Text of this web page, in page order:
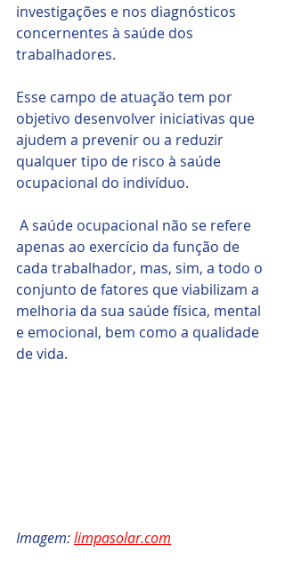
investigações e nos diagnósticos
concernentes à saúde dos
trabalhadores.
Esse campo de atuação tem por
objetivo desenvolver iniciativas que
ajudem a prevenir ou a reduzir
qualquer tipo de risco à saúde
ocupacional do indivíduo.
apenas ao exercício da função de
cada trabalhador, mas, sim, a todo o
conjunto de fatores que viabilizam a
melhoria da sua saúde física, mental
e emocional, bem como a qualidade
de vida.
Imagem: limpasolar.com